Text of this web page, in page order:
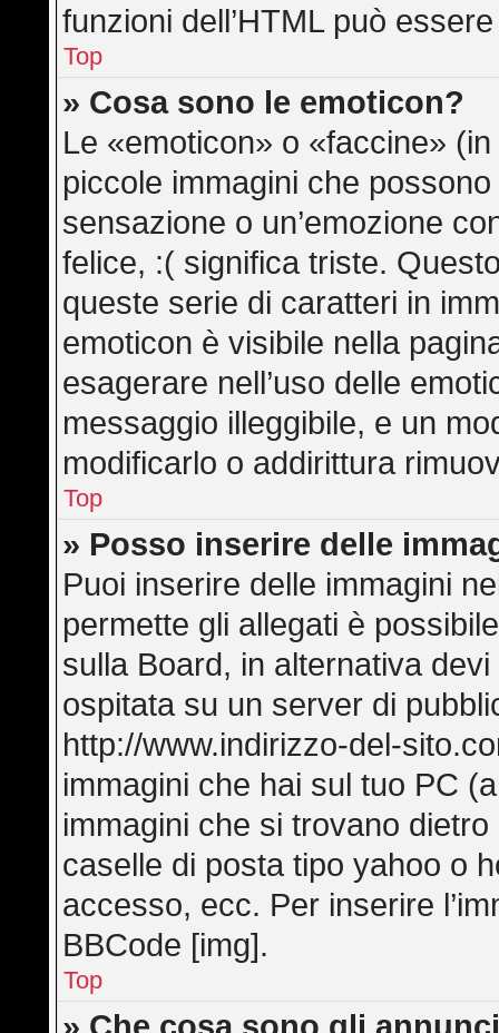
funzioni dell’HTML può
Top
» Cosa sono le emoticon?
Le «emoticon» o «faccine»
piccole immagini che
sensazione o un’emozione
felice, :( significa triste.
queste serie di caratteri in
emoticon è visibile nella
esagerare nell’uso delle
messaggio illeggibile, e un
modificarlo o addirittura
Top
» Posso inserire delle
Puoi inserire delle immagini
permette gli allegati è
sulla Board, in alternativa
ospitata su un server di
http://www.indirizzo-del-
immagini che hai sul tuo PC
immagini che si trovano
caselle di posta tipo yahoo o
accesso, ecc. Per inserire
BBCode [img].
Top